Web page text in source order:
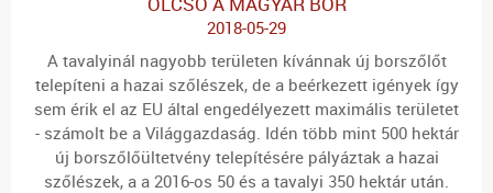
2018-05-29
A tavalyinál nagyobb területen kívánnak új borszőlőt
telepíteni a hazai szőlészek, de a beérkezett igények így
sem érik el az EU által engedélyezett maximális területet
- számolt be a Világgazdaság. Idén több mint 500 hektár
új borszőlőültetvény telepítésére pályáztak a hazai
szőlészek, a a 2016-os 50 és a tavalyi 350 hektár után.